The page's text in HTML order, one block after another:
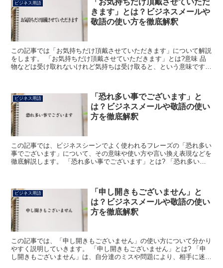
ビジネス用語
きます」とは？ビジネスメールや
敬語の使い方を徹底解釈
この記事では「お気持ちだけ頂戴させていただきます」について解説
をします。 「お気持ちだけ頂戴させていただきます」とは?意味 品
物などは受け取れないけれど気持ちは受け取ると、という意味です。
ビジネス用語
「恐れ多い事でございます」と
は？ビジネスメールや敬語の使い
方を徹底解釈
この記事では、ビジネスシーンでよく使われるフレーズの「恐れ多い
事でございます」について、その意味や使い方や言い換え表現などを
徹底解説します。 「恐れ多い事でございます」とは? 「恐れ多い事
ビジネス用語
「申し開きもございません」と
は？ビジネスメールや敬語の使い
方を徹底解釈
この記事では、「申し開きもございません」の使い方について分かり
やすく説明していきます。 「申し開きもございません」とは? 「申
し開きもございません」は、自分達のミスや問題により、相手に迷惑